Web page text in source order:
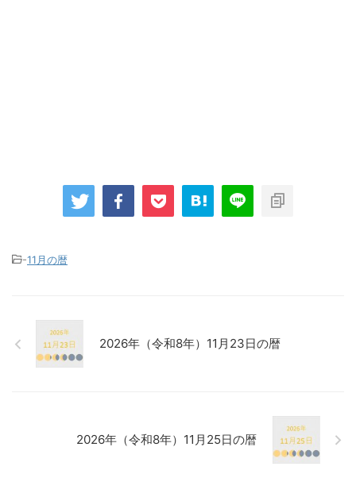
-11月の暦
2026年（令和8年）11月23日の暦
2026年（令和8年）11月25日の暦